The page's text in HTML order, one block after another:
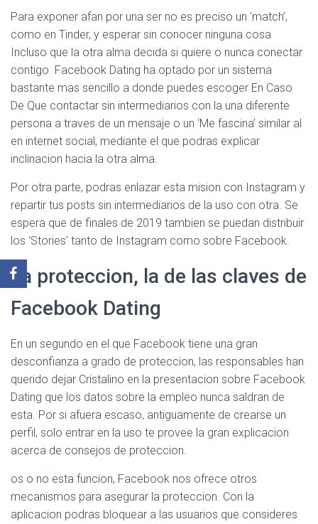
Para exponer afan por una ser no es preciso un ‘match’,
como en Tinder, y esperar sin conocer ninguna cosa
Incluso que la otra alma decida si quiere o nunca conectar
contigo. Facebook Dating ha optado por un sistema
bastante mas sencillo a donde puedes escoger En Caso
De Que contactar sin intermediarios con la una diferente
persona a traves de un mensaje o un ‘Me fascina’ similar al
en internet social, mediante el que podras explicar
inclinacion hacia la otra alma.
Por otra parte, podras enlazar esta mision con Instagram y
repartir tus posts sin intermediarios de la uso con otra. Se
espera que de finales de 2019 tambien se puedan distribuir
los ‘Stories’ tanto de Instagram como sobre Facebook.
La proteccion, la de las claves de
Facebook Dating
En un segundo en el que Facebook tiene una gran
desconfianza a grado de proteccion, las responsables han
querido dejar Cristalino en la presentacion sobre Facebook
Dating que los datos sobre la empleo nunca saldran de
esta. Por si afuera escaso, antiguamente de crearse un
perfil, solo entrar en la uso te provee la gran explicacion
acerca de consejos de proteccion.
os o no esta funcion, Facebook nos ofrece otros
mecanismos para asegurar la proteccion. Con la
aplicacion podras bloquear a las usuarios que consideres